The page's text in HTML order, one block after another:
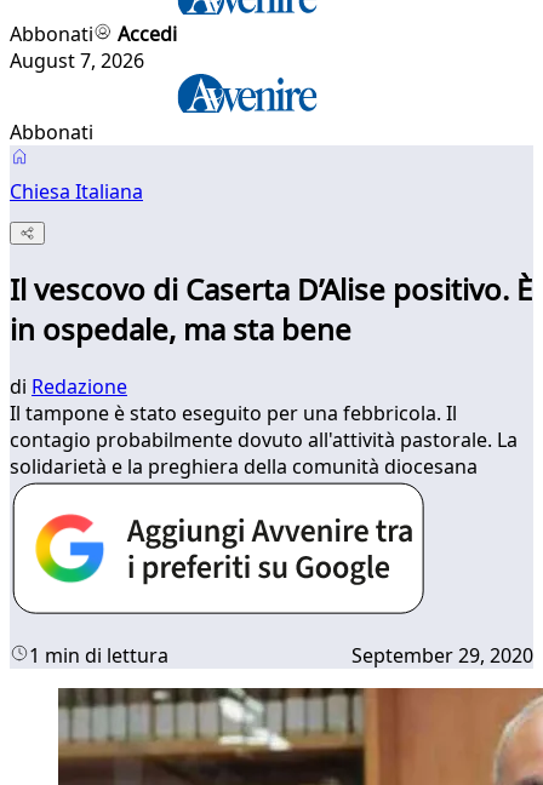
Abbonati
Accedi
August 7, 2026
Abbonati
Chiesa Italiana
Il vescovo di Caserta D’Alise positivo. È
in ospedale, ma sta bene
di Redazione
Il tampone è stato eseguito per una febbricola. Il
contagio probabilmente dovuto all'attività pastorale. La
solidarietà e la preghiera della comunità diocesana
1 min di lettura September 29, 2020